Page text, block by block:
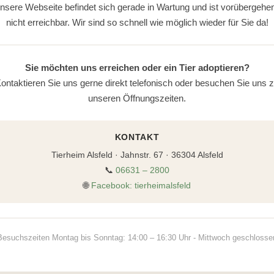
Webseite befindet sich gerade in Wartung und ist
nicht erreichbar. Wir sind so schnell wie möglich wieder für Sie da!
Sie möchten uns erreichen oder ein Tier adoptieren?
Sie uns gerne direkt telefonisch oder besuchen Sie uns
unseren Öffnungszeiten.
KONTAKT
Tierheim Alsfeld · Jahnstr. 67 · 36304 Alsfeld
📞 06631 – 2800
🌐 Facebook: tierheimalsfeld
Montag bis Sonntag: 14:00 – 16:30 Uhr - Mittwoch